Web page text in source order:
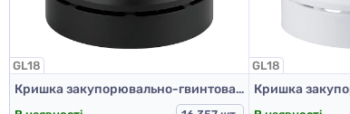
GL18
Кришка закупорювально-гвинтова з контролем першого відкриття тип 1.4к чорна
GL18